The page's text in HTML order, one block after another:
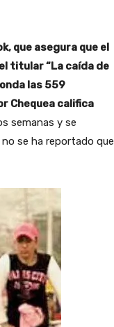
que asegura que el
titular “La caída de
las 559
Chequea califica
semanas y se
se ha reportado que